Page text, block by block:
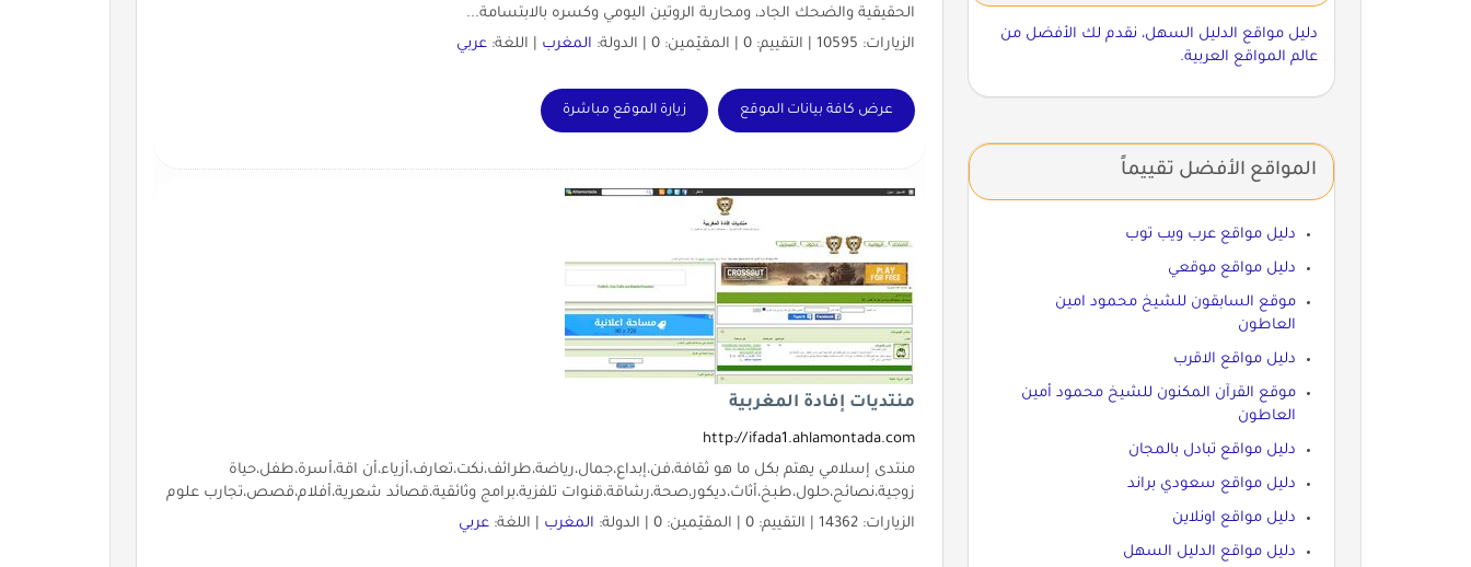
الحقيقية والضحك الجاد، ومحاربة الروتين اليومي وكسره بالابتسامة...
الزيارات: 10595 | التقييم: 0 | المقيّمين: 0 | الدولة:
المغرب | اللغة: عربي
عرض كافة بيانات الموقع زيارة الموقع مباشرة
منتديات إفادة المغربية
http://ifada1.ahlamontada.com
منتدى إسلامي يهتم بكل ما هو ثقافة،فن،إبداع،جمال،رياضة،طرائف،نكت،تعارف،أزياء،أن اقة،أسرة،طفل،حياة
زوجية،نصائح،حلول،طبخ،أثاث،ديكور،صحة،رشاقة،قنوات تلفزية،برامج وثائقية،قصائد شعرية،أفلام،قصص،تجارب علوم
الزيارات: 14362 | التقييم: 0 | المقيّمين: 0 | الدولة:
المغرب | اللغة: عربي
دليل مواقع الدليل السهل، نقدم لك الأفضل من
عالم المواقع العربية.
المواقع الأفضل تقييماً
دليل مواقع عرب ويب توب
دليل مواقع موقعي
موقع السابقون للشيخ محمود امين
العاطون
دليل مواقع الاقرب
موقع القرآن المكنون للشيخ محمود أمين
العاطون
دليل مواقع تبادل بالمجان
دليل مواقع سعودي براند
دليل مواقع اونلاين
دليل مواقع الدليل السهل